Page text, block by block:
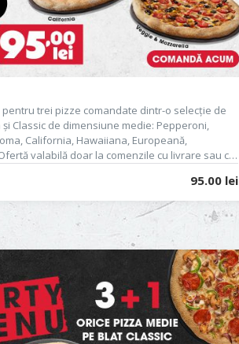
trei pizze comandate dintr-o selecție de
Classic de dimensiune medie: Pepperoni,
California, Hawaiiana, Europeană,
valabilă doar la comenzile cu livrare sau cu
95.00 lei